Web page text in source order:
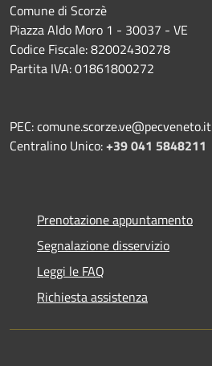
Comune di Scorzè
Piazza Aldo Moro 1 - 30037 - VE
Codice Fiscale: 82002430278
Partita IVA: 01861800272
PEC: comune.scorze.ve@pecveneto.it
Centralino Unico:+39 041 5848211
Prenotazione appuntamento
Segnalazione disservizio
Leggi le FAQ
Richiesta assistenza